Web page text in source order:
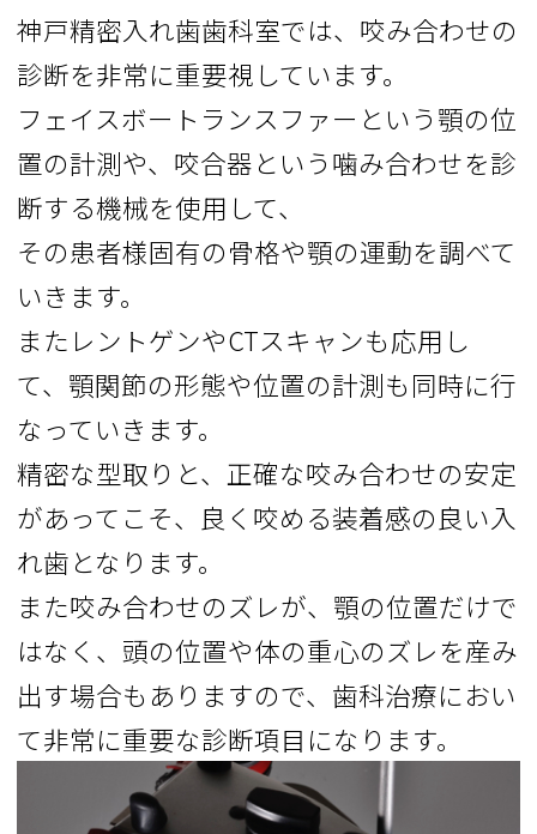
神戸精密入れ歯歯科室では、咬み合わせの
診断を非常に重要視しています。
フェイスボートランスファーという顎の位
置の計測や、咬合器という噛み合わせを診
断する機械を使用して、
その患者様固有の骨格や顎の運動を調べて
いきます。
またレントゲンやCTスキャンも応用し
て、顎関節の形態や位置の計測も同時に行
なっていきます。
精密な型取りと、正確な咬み合わせの安定
があってこそ、良く咬める装着感の良い入
れ歯となります。
また咬み合わせのズレが、顎の位置だけで
はなく、頭の位置や体の重心のズレを産み
出す場合もありますので、歯科治療におい
て非常に重要な診断項目になります。